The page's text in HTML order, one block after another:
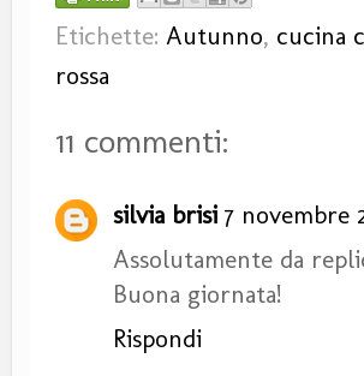
Etichette: Autunno, cucina
rossa
11 commenti:
silvia brisi 7 novembre
Assolutamente da
Buona giornata!
Rispondi